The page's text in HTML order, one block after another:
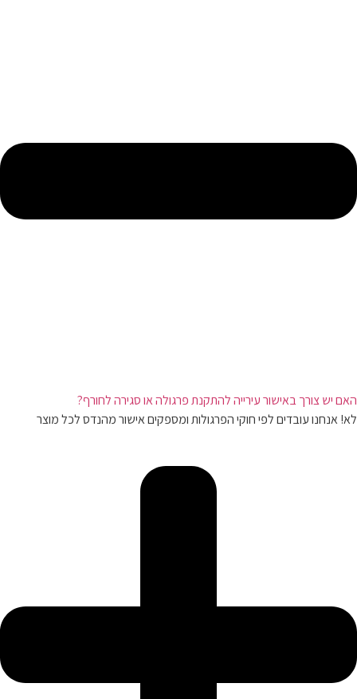
האם יש צורך באישור עירייה להתקנת פרגולה או סגירה לחורף?
לא! אנחנו עובדים לפי חוקי הפרגולות ומספקים אישור מהנדס לכל מוצר